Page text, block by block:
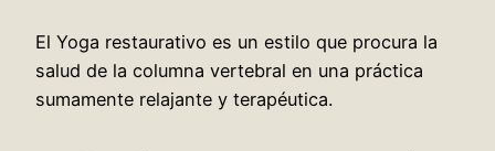
El Yoga restaurativo es un estilo que procura la
salud de la columna vertebral en una práctica
sumamente relajante y terapéutica.